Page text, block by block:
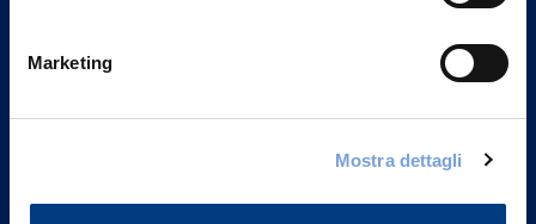
Marketing
Mostra dettagli
FAQ
Governance